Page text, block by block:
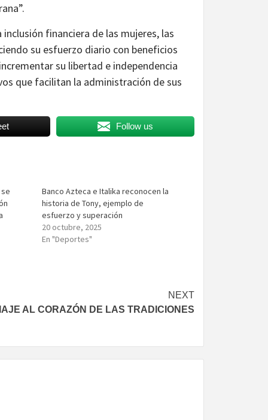
financiera de las mujeres, las
su esfuerzo diario con beneficios
su libertad e independencia
que facilitan la administración de sus
Follow us
Banco Azteca e Italika reconocen la
historia de Tony, ejemplo de
esfuerzo y superación
20 octubre, 2025
En "Deportes"
NEXT
AL CORAZÓN DE LAS TRADICIONES